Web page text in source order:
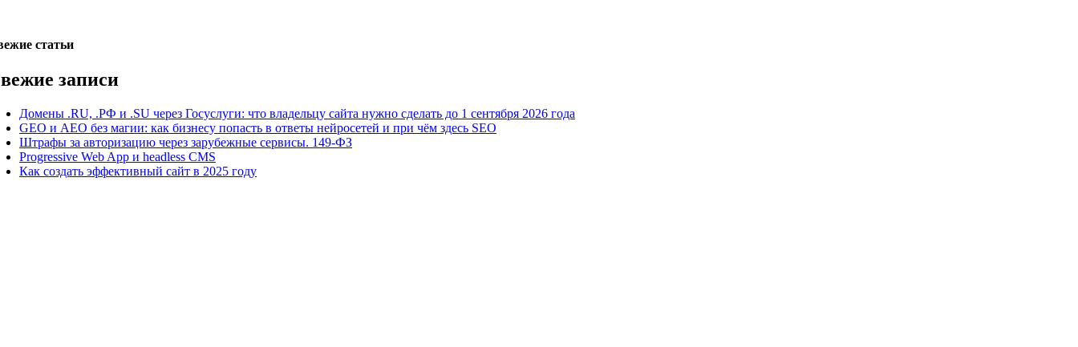
статьи
записи
Домены .RU, .РФ и .SU через Госуслуги: что владельцу сайта нужно сделать до 1 сентября 2026 года
GEO и AEO без магии: как бизнесу попасть в ответы нейросетей и при чём здесь SEO
Штрафы за авторизацию через зарубежные сервисы. 149-ФЗ
Progressive Web App и headless CMS
Как создать эффективный сайт в 2025 году